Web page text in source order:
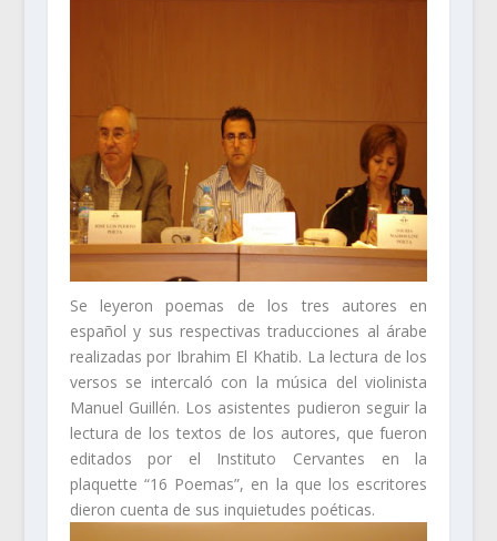
Se leyeron poemas de los tres autores en
español y sus respectivas traducciones al árabe
realizadas por Ibrahim El Khatib. La lectura de los
versos se intercaló con la música del violinista
Manuel Guillén. Los asistentes pudieron seguir la
lectura de los textos de los autores, que fueron
editados por el Instituto Cervantes en la
plaquette “16 Poemas”, en la que los escritores
dieron cuenta de sus inquietudes poéticas.